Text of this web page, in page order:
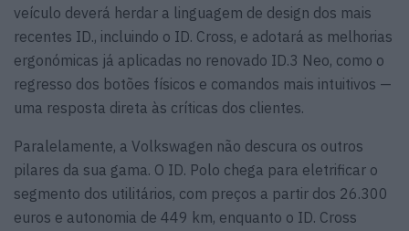
veículo deverá herdar a linguagem de design dos mais
recentes ID., incluindo o ID. Cross, e adotará as melhorias
ergonómicas já aplicadas no renovado ID.3 Neo, como o
regresso dos botões físicos e comandos mais intuitivos —
uma resposta direta às críticas dos clientes.
Paralelamente, a Volkswagen não descura os outros
pilares da sua gama. O ID. Polo chega para eletrificar o
segmento dos utilitários, com preços a partir dos 26.300
euros e autonomia de 449 km, enquanto o ID. Cross